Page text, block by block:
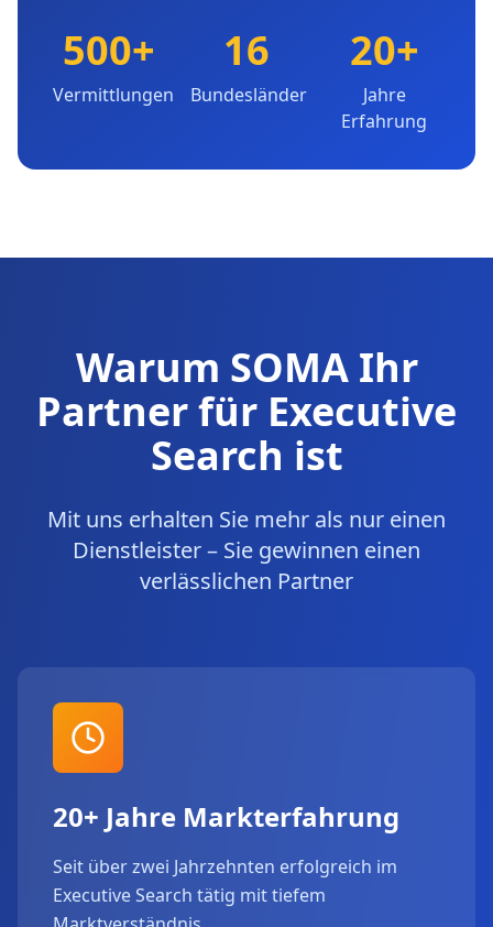
500+
Vermittlungen
16
Bundesländer
20+
Jahre
Erfahrung
Warum SOMA Ihr
Partner für Executive
Search ist
Mit uns erhalten Sie mehr als nur einen
Dienstleister – Sie gewinnen einen
verlässlichen Partner
20+ Jahre Markterfahrung
Seit über zwei Jahrzehnten erfolgreich im
Executive Search tätig mit tiefem